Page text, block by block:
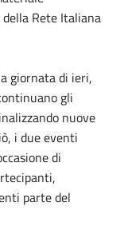
della Rete Italiana
giornata di ieri,
gli
nuove
i due eventi
di
parte del